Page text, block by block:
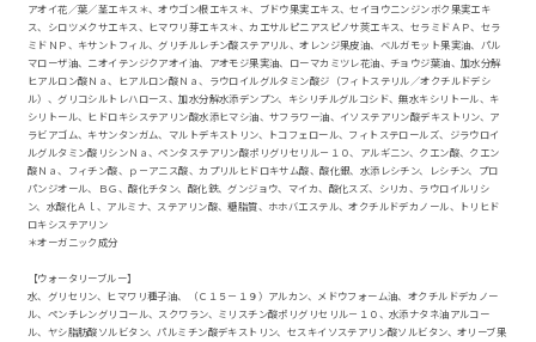
アオイ花／葉／茎エキス＊、オウゴン根エキス＊、ブドウ果実エキス、セイヨウニンジンボク果実エキ
ス、シロツメクサエキス、ヒマワリ芽エキス＊、カエサルピニアスピノサ莢エキス、セラミドＡＰ、セラ
ミドＮＰ、キサントフィル、グリチルレチン酸ステアリル、オレンジ果皮油、ベルガモット果実油、パル
マローザ油、ニオイテンジクアオイ油、アオモジ果実油、ローマカミツレ花油、チョウジ葉油、加水分解
ヒアルロン酸Ｎａ、ヒアルロン酸Ｎａ、ラウロイルグルタミン酸ジ（フィトステリル／オクチルドデシ
ル）、グリコシルトレハロース、加水分解水添デンプン、キシリチルグルコシド、無水キシリトール、キ
シリトール、ヒドロキシステアリン酸水添ヒマシ油、サフラワー油、イソステアリン酸デキストリン、ア
ラビアゴム、キサンタンガム、マルトデキストリン、トコフェロール、フィトステロールズ、ジラウロイ
ルグルタミン酸リシンＮａ、ペンタステアリン酸ポリグリセリル－１０、アルギニン、クエン酸、クエン
酸Ｎａ、フィチン酸、ｐ－アニス酸、カプリルヒドロキサム酸、酸化銀、水添レシチン、レシチン、プロ
パンジオール、ＢＧ、酸化チタン、酸化鉄、グンジョウ、マイカ、酸化スズ、シリカ、ラウロイルリシ
ン、水酸化Ａｌ、アルミナ、ステアリン酸、糖脂質、ホホバエステル、オクチルドデカノール、トリヒド
ロキシステアリン
＊オーガニック成分
【ウォータリーブルー】
水、グリセリン、ヒマワリ種子油、（Ｃ１５－１９）アルカン、メドウフォーム油、オクチルドデカノー
ル、ペンチレングリコール、スクワラン、ミリスチン酸ポリグリセリル－１０、水添ナタネ油アルコー
ル、ヤシ脂肪酸ソルビタン、パルミチン酸デキストリン、セスキイソステアリン酸ソルビタン、オリーブ果